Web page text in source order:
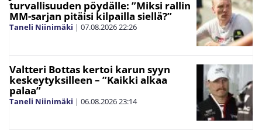
turvallisuuden pöydälle: ”Miksi rallin
MM-sarjan pitäisi kilpailla siellä?”
Taneli Niinimäki | 07.08.202622:26
Valtteri Bottas kertoi karun syyn
keskeytyksilleen – ”Kaikki alkaa
palaa”
Taneli Niinimäki | 06.08.202623:14